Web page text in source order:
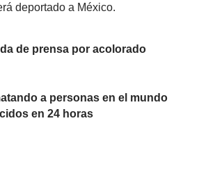
deportado a México.
de prensa por acolorado
a personas en el mundo
en 24 horas